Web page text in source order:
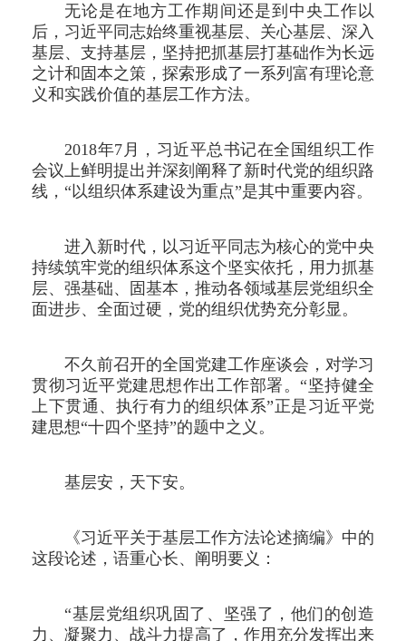
无论是在地方工作期间还是到中央工作以
后，习近平同志始终重视基层、关心基层、深入
基层、支持基层，坚持把抓基层打基础作为长远
之计和固本之策，探索形成了一系列富有理论意
义和实践价值的基层工作方法。
2018年7月，习近平总书记在全国组织工作
会议上鲜明提出并深刻阐释了新时代党的组织路
线，“以组织体系建设为重点”是其中重要内容。
进入新时代，以习近平同志为核心的党中央
持续筑牢党的组织体系这个坚实依托，用力抓基
层、强基础、固基本，推动各领域基层党组织全
面进步、全面过硬，党的组织优势充分彰显。
不久前召开的全国党建工作座谈会，对学习
贯彻习近平党建思想作出工作部署。“坚持健全
上下贯通、执行有力的组织体系”正是习近平党
建思想“十四个坚持”的题中之义。
基层安，天下安。
《习近平关于基层工作方法论述摘编》中的
这段论述，语重心长、阐明要义：
“基层党组织巩固了、坚强了，他们的创造
力、凝聚力、战斗力提高了，作用充分发挥出来